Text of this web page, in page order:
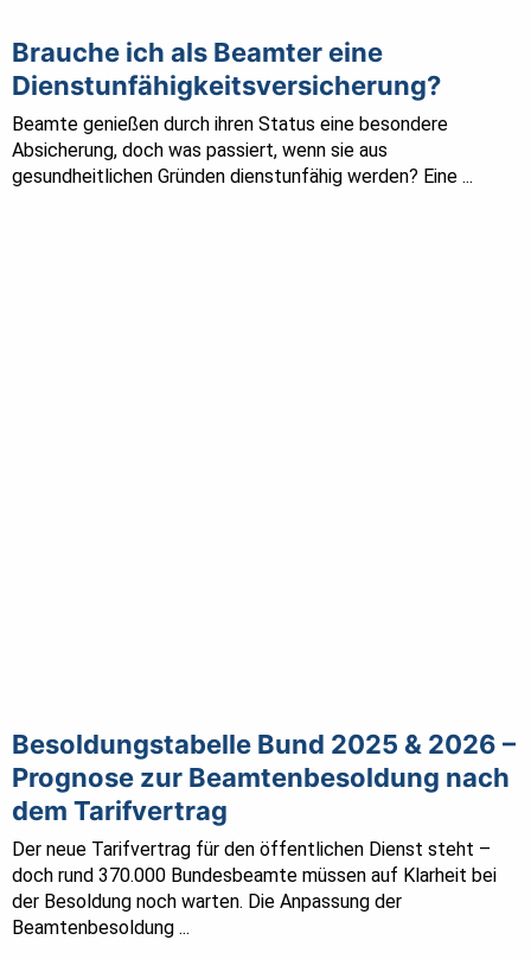
Brauche ich als Beamter eine
Dienstunfähigkeitsversicherung?
Beamte genießen durch ihren Status eine besondere
Absicherung, doch was passiert, wenn sie aus
gesundheitlichen Gründen dienstunfähig werden? Eine ...
Besoldungstabelle Bund 2025 & 2026 –
Prognose zur Beamtenbesoldung nach
dem Tarifvertrag
Der neue Tarifvertrag für den öffentlichen Dienst steht –
doch rund 370.000 Bundesbeamte müssen auf Klarheit bei
der Besoldung noch warten. Die Anpassung der
Beamtenbesoldung ...